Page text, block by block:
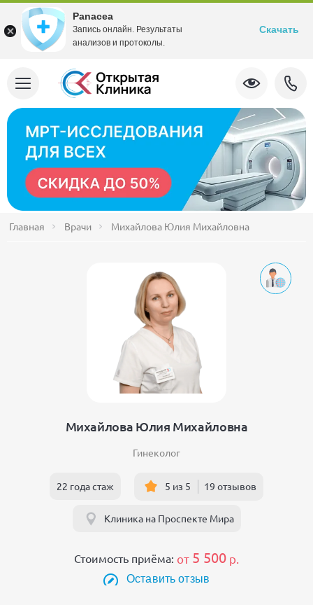
Главная Врачи Михайлова Юлия Михайловна
Михайлова Юлия Михайловна
Гинеколог
22 года стаж 5 из 5 19 отзывов
Клиника на Проспекте Мира
Стоимость приёма: от 5 500 р.
Оставить отзыв
Panacea
Запись онлайн. Результаты
анализов и протоколы.
Скачать